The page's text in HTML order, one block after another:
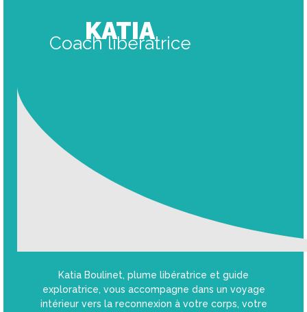
KATIA
Coach libératrice
Katia Boulinet, plume libératrice et guide
exploratrice, vous accompagne dans un voyage
intérieur vers la reconnexion à votre corps, votre